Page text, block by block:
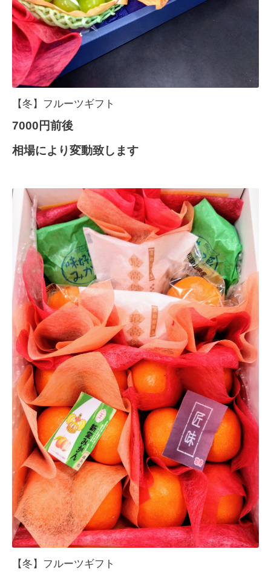
【冬】フルーツギフト
7000円前後
相場により変動致します
【冬】フルーツギフト